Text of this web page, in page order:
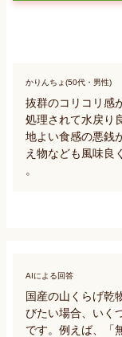
かりんちょ(50代・男性)
抜群のコリコリ感
処理されて水戻り
地よい食感の悪銭
え物なども風味良
。
AIによる回答
国産の山くらげ乾
びたい場合、いく
です。例えば、「